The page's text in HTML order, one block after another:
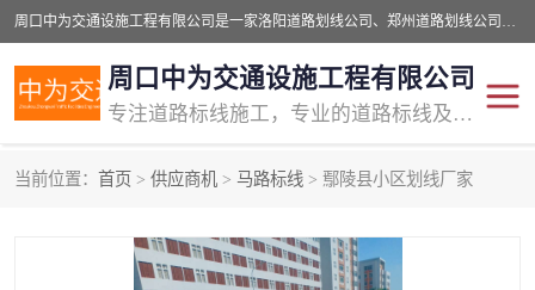
周口中为交通设施工程有限公司是一家洛阳道路划线公司、郑州道路划线公司、平顶山道路车位划线公司、开封车位划线公司、许昌道路车位划线公司、漯河道路车位划线公司，公司始终坚持“诚信、匠心、专注”的宗旨；我们的经营理念是：的服务。
周口中为交通设施工程有限公司
专注道路标线施工，专业的道路标线及交通设施施工服务商!
当前位置： 首页 > 供应商机 > 马路标线 > 鄢陵县小区划线厂家
道路标线划线 马路标线